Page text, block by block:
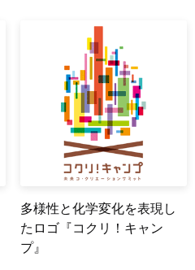
多様性と化学変化を表現し
たロゴ『コクリ！キャン
プ』